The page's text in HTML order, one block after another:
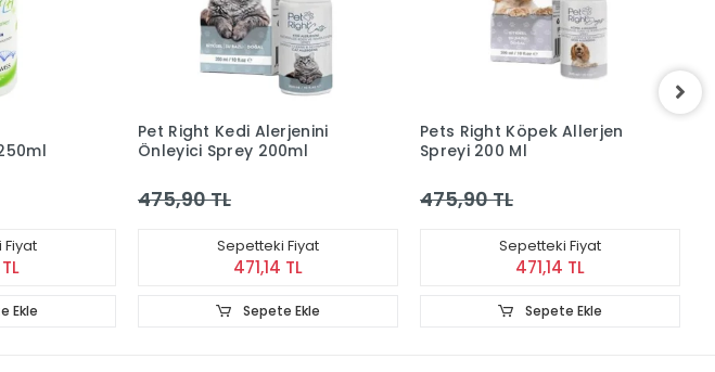
Fiyat
TL
Ekle
Pets Right Köpek Allerjen
Spreyi 200 Ml
475,90 TL
Sepetteki Fiyat
471,14 TL
Sepete Ekle
Reflex Care Vanilya Kokulu
Kedi Kumu Torbası
124,90 TL
Sepetteki Fiyat
123,65 TL
Sepete Ekle